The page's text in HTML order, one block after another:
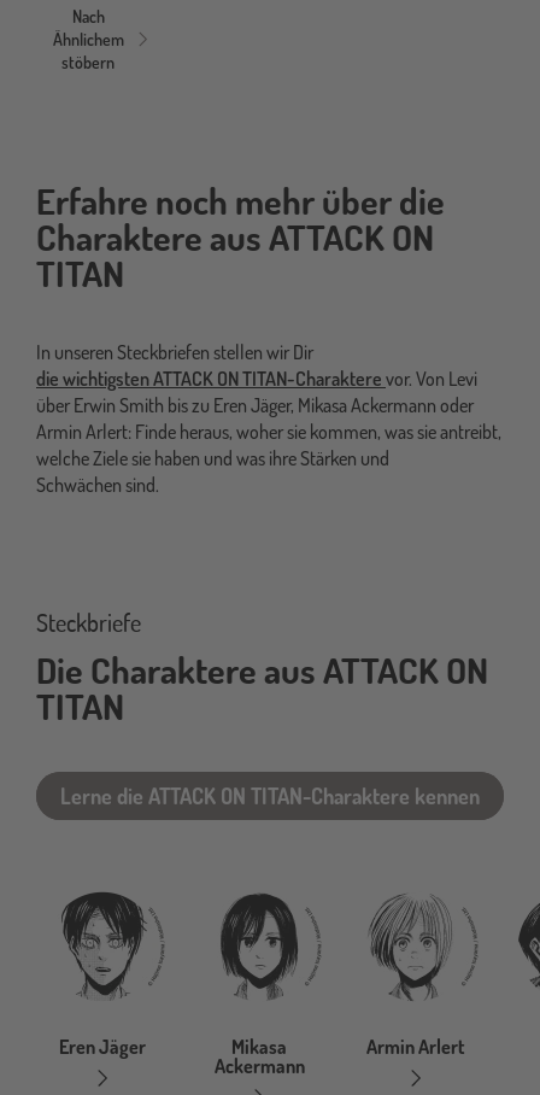
Nach
Ähnlichem
stöbern
Erfahre noch mehr über die
Charaktere aus ATTACK ON
TITAN
In unseren Steckbriefen stellen wir Dir
die wichtigsten ATTACK ON TITAN-Charaktere vor. Von Levi
über Erwin Smith bis zu Eren Jäger, Mikasa Ackermann oder
Armin Arlert: Finde heraus, woher sie kommen, was sie antreibt,
welche Ziele sie haben und was ihre Stärken und
Schwächen sind.
Steckbriefe
Die Charaktere aus ATTACK ON
TITAN
Lerne die ATTACK ON TITAN-Charaktere kennen
Eren Jäger
Mikasa
Ackermann
Armin Arlert